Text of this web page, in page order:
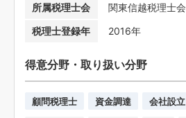
所属税理士会
関東信越税理士会
税理士登録年
2016年
得意分野・取り扱い分野
顧問税理士 資金調達 会社設立